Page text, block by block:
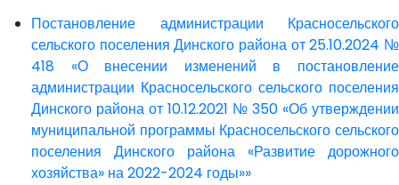
Постановление администрации Красносельского
сельского поселения Динского района от 25.10.2024 №
418 «О внесении изменений в постановление
администрации Красносельского сельского поселения
Динского района от 10.12.2021 № 350 «Об утверждении
муниципальной программы Красносельского сельского
поселения Динского района «Развитие дорожного
хозяйства» на 2022-2024 годы»»